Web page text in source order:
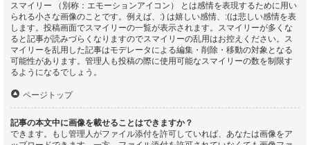
スマイリー （別称：エモーションアイコン） とは感情を表現するために用い
られる小さな画像のことです。例えば、:) は嬉しい感情、:(は悲しい感情を表
します。投稿画面でスマイリーの一覧が表示されます。スマイリーが多くな
ると記事が読みづらくなりますのでスマイリーの乱用はお控えください。ス
マイリーを乱用した記事はモデレータによる編集・削除・移動の対象となる
可能性があります。管理人も投稿の際に使用可能なスマイリーの数を制限す
るようになるでしょう。
ページトップ
記事の本文中に画像を載せることはできますか？
できます。もし管理人がファイル添付を許可していれば、あなたは画像をア